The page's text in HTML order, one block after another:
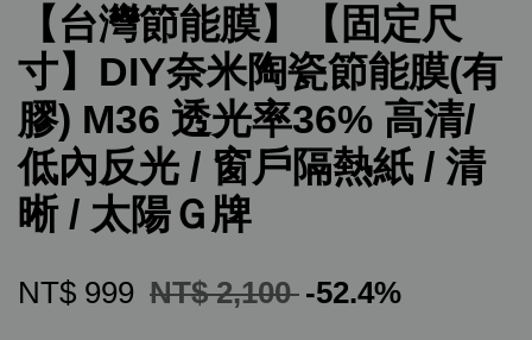
【台灣節能膜】【固定尺
寸】DIY奈米陶瓷節能膜(有
膠) M36 透光率36% 高清/
低內反光 / 窗戶隔熱紙 / 清
晰 / 太陽Ｇ牌
NT$ 999 NT$ 2,100 -52.4%